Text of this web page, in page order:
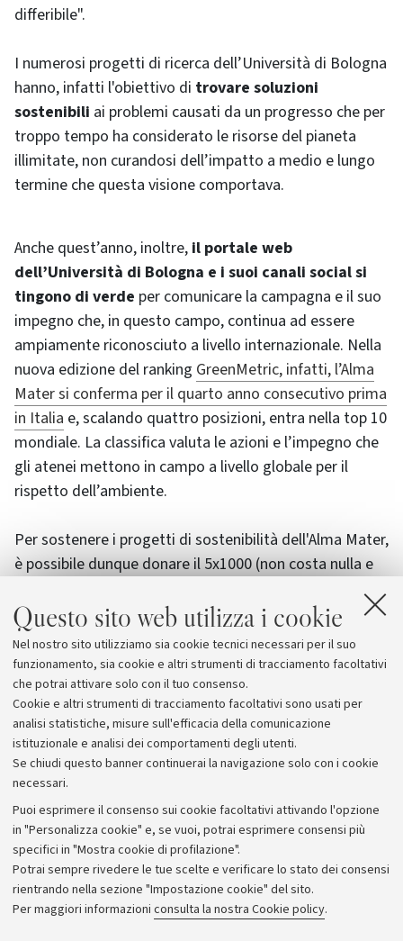
Questo sito web utilizza i cookie
Nel nostro sito utilizziamo sia cookie tecnici necessari per il suo
funzionamento, sia cookie e altri strumenti di tracciamento facoltativi
che potrai attivare solo con il tuo consenso.
Cookie e altri strumenti di tracciamento facoltativi sono usati per
analisi statistiche, misure sull'efficacia della comunicazione
istituzionale e analisi dei comportamenti degli utenti.
Se chiudi questo banner continuerai la navigazione solo con i cookie
necessari.
Puoi esprimere il consenso sui cookie facoltativi attivando l'opzione
in "Personalizza cookie" e, se vuoi, potrai esprimere consensi più
specifici in "Mostra cookie di profilazione".
Potrai sempre rivedere le tue scelte e verificare lo stato dei consensi
rientrando nella sezione "Impostazione cookie" del sito.
Per maggiori informazioni consulta la nostra Cookie policy.
differibile".
I numerosi progetti di ricerca dell’Università di Bologna
hanno, infatti l'obiettivo di trovare soluzioni
sostenibili ai problemi causati da un progresso che per
troppo tempo ha considerato le risorse del pianeta
illimitate, non curandosi dell’impatto a medio e lungo
termine che questa visione comportava.
Anche quest’anno, inoltre, il portale web
dell’Università di Bologna e i suoi canali social si
tingono di verde per comunicare la campagna e il suo
impegno che, in questo campo, continua ad essere
ampiamente riconosciuto a livello internazionale. Nella
nuova edizione del ranking GreenMetric, infatti, l’Alma
Mater si conferma per il quarto anno consecutivo prima
in Italia e, scalando quattro posizioni, entra nella top 10
mondiale. La classifica valuta le azioni e l’impegno che
gli atenei mettono in campo a livello globale per il
rispetto dell’ambiente.
Per sostenere i progetti di sostenibilità dell'Alma Mater,
è possibile dunque donare il 5x1000 (non costa nulla e
non è alternativo all’8x1000) indicando nell’apposito
riquadro “Finanziamento della Ricerca Scientifica e
della Università” della dichiarazione dei redditi, il
codice fiscale dell’Alma Mater Studiorum
(80007010376).
Archivio
Comunicati stampa
Redazione
Rassegna stampa